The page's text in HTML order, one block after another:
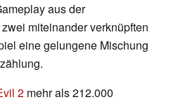
aus der
miteinander verknüpften
eine gelungene Mischung
2 mehr als 212.000